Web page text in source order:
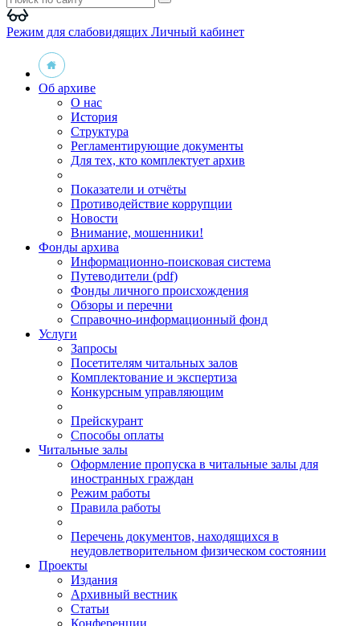
Режим для слабовидящих Личный кабинет
Об архиве
О нас
История
Структура
Регламентирующие документы
Для тех, кто комплектует архив
Показатели и отчёты
Противодействие коррупции
Новости
Внимание, мошенники!
Фонды архива
Информационно-поисковая система
Путеводители (pdf)
Фонды личного происхождения
Обзоры и перечни
Справочно-информационный фонд
Услуги
Запросы
Посетителям читальных залов
Комплектование и экспертиза
Конкурсным управляющим
Прейскурант
Способы оплаты
Читальные залы
Оформление пропуска в читальные залы для
иностранных граждан
Режим работы
Правила работы
Перечень документов, находящихся в
неудовлетворительном физическом состоянии
Проекты
Издания
Архивный вестник
Статьи
Конференции